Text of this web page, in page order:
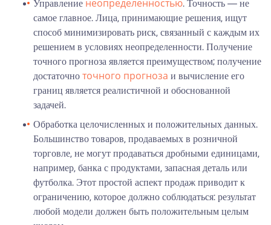
Управление неопределенностью. Точность — не
самое главное. Лица, принимающие решения, ищут
способ минимизировать риск, связанный с каждым их
решением в условиях неопределенности. Получение
точного прогноза является преимуществом; получение
достаточно точного прогноза и вычисление его
границ является реалистичной и обоснованной
задачей.
Обработка целочисленных и положительных данных.
Большинство товаров, продаваемых в розничной
торговле, не могут продаваться дробными единицами,
например, банка с продуктами, запасная деталь или
футболка. Этот простой аспект продаж приводит к
ограничению, которое должно соблюдаться: результат
любой модели должен быть положительным целым